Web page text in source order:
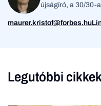
újságíró, a 30/30-
maurer.kristof@forbes.hu
Legutóbbi cikkek